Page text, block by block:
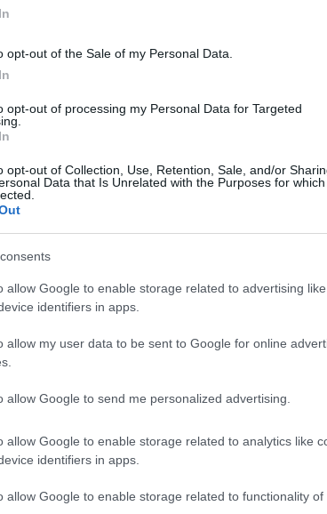
opt-out of the Sale of my Personal Data.
opt-out of processing my Personal Data for Targeted
opt-out of Collection, Use, Retention, Sale, and/or
Data that Is Unrelated with the Purposes for
allow Google to enable storage related to advertising
identifiers in apps.
allow my user data to be sent to Google for online
allow Google to send me personalized advertising.
allow Google to enable storage related to analytics like
identifiers in apps.
allow Google to enable storage related to functionality of
της ERGO σε σχετική ενημερωτική Εγκύκλιο
«τα προγράμματα ασφάλισης
εργαλείο για την καλύτερη εξυπηρέτηση των
της δέσμευσής μας για συνεχή αναβάθμιση των
νέα προγράμματα θα συμβάλλουν στην καλύτερη
αυτά θα αποκομίσουν σημαντικά οφέλη και θα
τη δική τους προσωποποιημένη οδηγική
αποτελούν την έμπρακτη απόδειξη του οράματος
και περισσότερη οδική ασφάλεια».
powered by Drive&Win, αφορούν σε Ε.Ι.Χ.
και 30.000 ευρώ.
της εταιρικής διαφημιστικής καμπάνιας “Ώρα για
ERGO προτρέπει τον καταναλωτή να επιλέξει το
του για την ασφάλιση του οχήματός του και να
η ανανεωμένη εφαρμογή ERGO Drive&Win.